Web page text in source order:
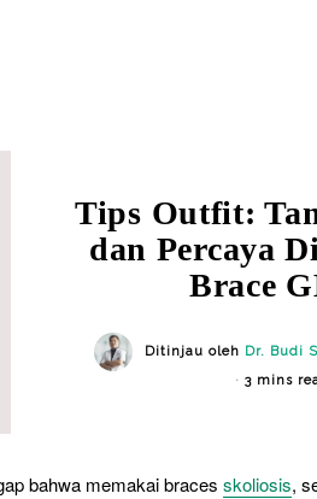
Tips Outfit:
dan Percaya
Brace
Ditinjau oleh Dr. Budi
3 mins
bahwa memakai braces skoliosis,